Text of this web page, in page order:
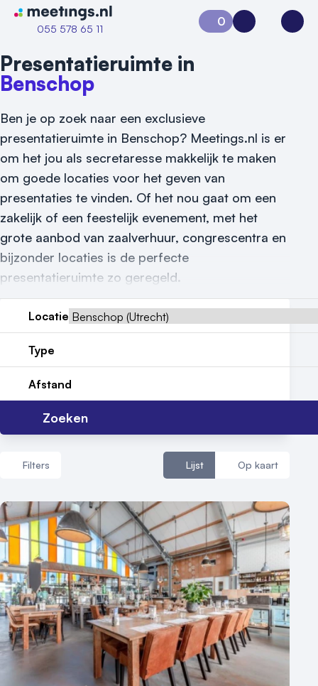
Naar home van Meetings
055 578 65 11
Vraag locatie aan
Locatiegids
Meld locatie aan
Nieuws
Reviews (5⭐️)
Contact
0
Aanvraag 0Inloggen
Presentatieruimte in
Benschop
Ben je op zoek naar een exclusieve
presentatieruimte in Benschop? Meetings.nl is er
om het jou als secretaresse makkelijk te maken
om goede locaties voor het geven van
presentaties te vinden. Of het nou gaat om een
zakelijk of een feestelijk evenement, met het
grote aanbod van zaalverhuur, congrescentra en
bijzonder locaties is de perfecte
presentatieruimte zo geregeld.
Locatie
Type
Afstand
Zoeken
Filters Lijst Op kaart
Aantal zalen
1 - 5 zalen
6 - 10 zalen
10 of meer zalen
Aantal personen
1 - 50 personen
50 - 100 personen
100 - 250 personen